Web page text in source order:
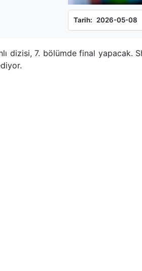
Tarih: 2026-05-08
dizisi, 7. bölümde final yapacak.